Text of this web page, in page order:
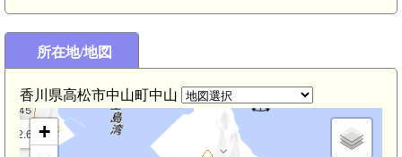
所在地/地図
香川県高松市中山町中山
(2.6km)
+